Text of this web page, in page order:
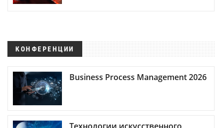
КОНФЕРЕНЦИИ
Business Process Management 2026